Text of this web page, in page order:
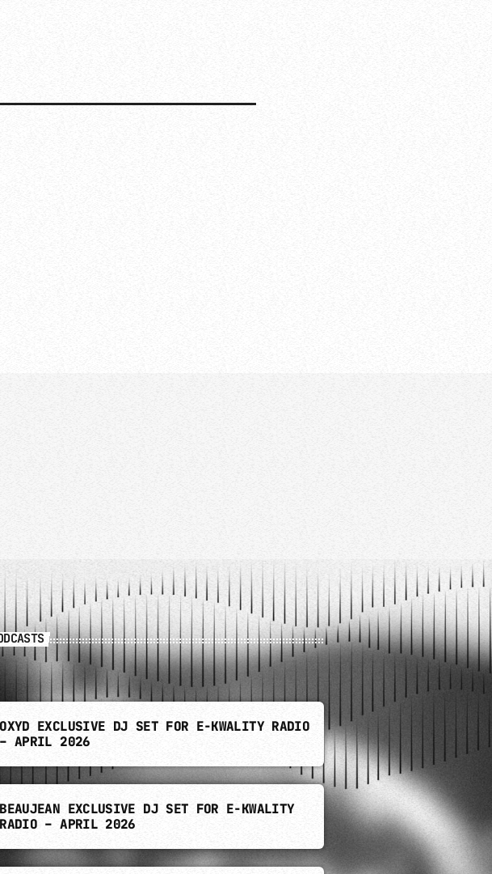
OXYD EXCLUSIVE DJ SET FOR E-KWALITY RADIO
– APRIL 2026
BEAUJEAN EXCLUSIVE DJ SET FOR E-KWALITY
RADIO – APRIL 2026